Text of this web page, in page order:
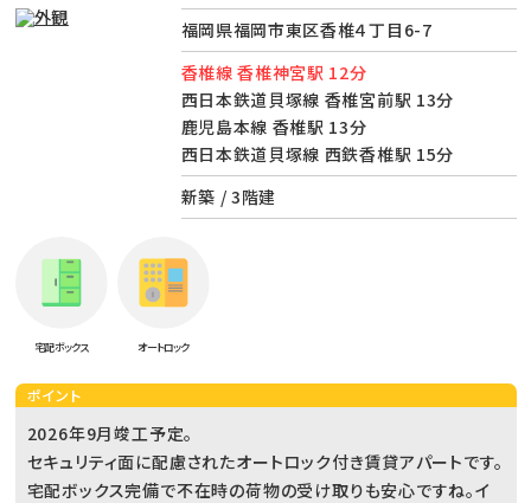
福岡県福岡市東区香椎４丁目6-7
香椎線 香椎神宮駅 12分
西日本鉄道貝塚線 香椎宮前駅 13分
鹿児島本線 香椎駅 13分
西日本鉄道貝塚線 西鉄香椎駅 15分
新築 / 3階建
宅配ボックス オートロック
ポイント
2026年9月竣工予定。
セキュリティ面に配慮されたオートロック付き賃貸アパートです。
宅配ボックス完備で不在時の荷物の受け取りも安心ですね。イ